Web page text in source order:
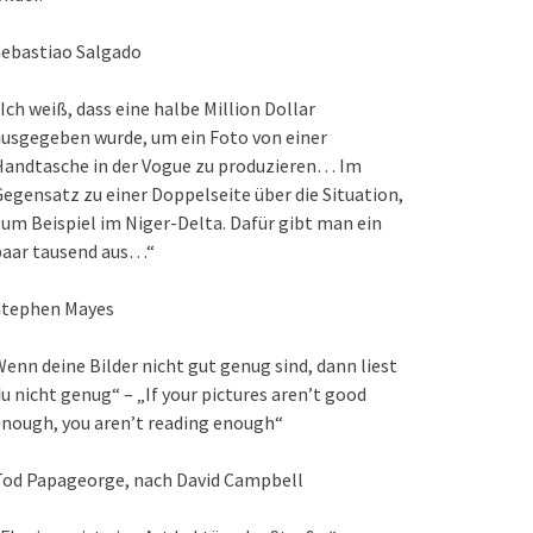
Salgado
weiß, dass eine halbe Million Dollar
wurde, um ein Foto von einer
in der Vogue zu produzieren… Im
zu einer Doppelseite über die Situation,
Beispiel im Niger-Delta. Dafür gibt man ein
tausend aus…“
Mayes
deine Bilder nicht gut genug sind, dann liest
nicht genug“ – „If your pictures aren’t good
you aren’t reading enough“
Papageorge, nach David Campbell